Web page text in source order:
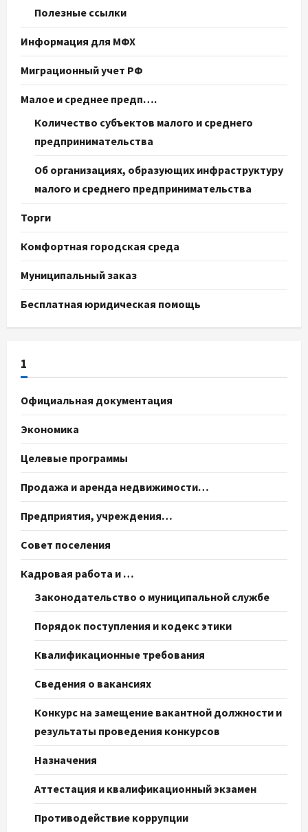
Полезные ссылки
Информация для МФХ
Миграционный учет РФ
Малое и среднее предп….
Количество субъектов малого и среднего
предпринимательства
Об организациях, образующих инфраструктуру
малого и среднего предпринимательства
Торги
Комфортная городская среда
Муниципальный заказ
Бесплатная юридическая помощь
1
Официальная документация
Экономика
Целевые программы
Продажа и аренда недвижимости…
Предприятия, учреждения…
Совет поселения
Кадровая работа и …
Законодательство о муниципальной службе
Порядок поступления и кодекс этики
Квалификационные требования
Сведения о вакансиях
Конкурс на замещение вакантной должности и
результаты проведения конкурсов
Назначения
Аттестация и квалификационный экзамен
Противодействие коррупции